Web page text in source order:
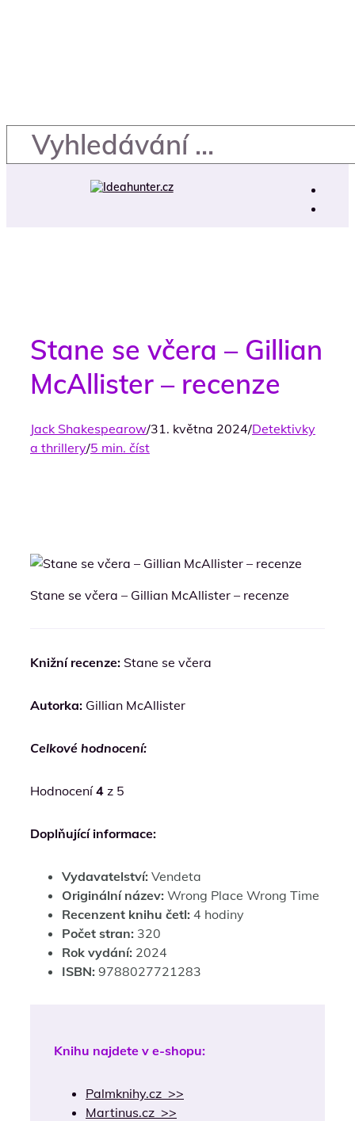
Stane se včera – Gillian
McAllister – recenze
Jack Shakespearow/31. května 2024/Detektivky
a thrillery/5 min. číst
Stane se včera – Gillian McAllister – recenze
Knižní recenze: Stane se včera
Autorka: Gillian McAllister
Celkové hodnocení:
Hodnocení4 z 5
Doplňující informace:
Vydavatelství: Vendeta
Originální název: Wrong Place Wrong Time
Recenzent knihu četl: 4 hodiny
Počet stran: 320
Rok vydání: 2024
ISBN: 9788027721283
Knihu najdete v e-shopu:
Palmknihy.cz >>
Martinus.cz >>